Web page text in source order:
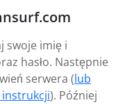
swoje imię i
hasło. Następnie
serwera (lub
). Później